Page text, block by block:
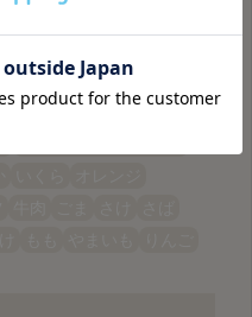
の由来原材料は原材料を